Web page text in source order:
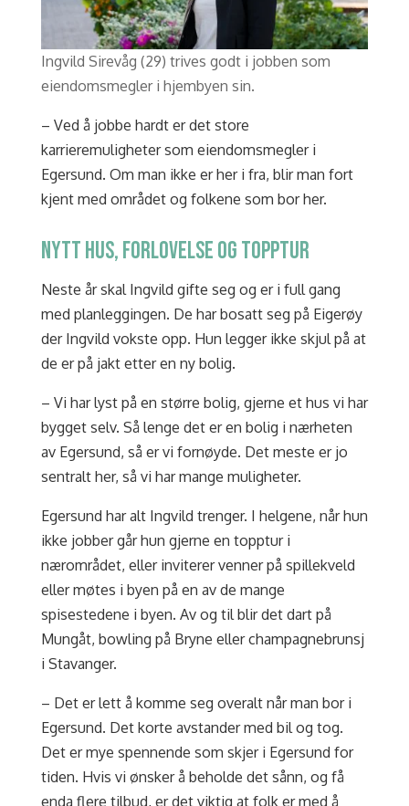
Ingvild Sirevåg (29) trives godt i jobben som
eiendomsmegler i hjembyen sin.
– Ved å jobbe hardt er det store
karrieremuligheter som eiendomsmegler i
Egersund. Om man ikke er her i fra, blir man fort
kjent med området og folkene som bor her.
NYTT HUS, FORLOVELSE OG TOPPTUR
Neste år skal Ingvild gifte seg og er i full gang
med planleggingen. De har bosatt seg på Eigerøy
der Ingvild vokste opp. Hun legger ikke skjul på at
de er på jakt etter en ny bolig.
– Vi har lyst på en større bolig, gjerne et hus vi har
bygget selv. Så lenge det er en bolig i nærheten
av Egersund, så er vi fornøyde. Det meste er jo
sentralt her, så vi har mange muligheter.
Egersund har alt Ingvild trenger. I helgene, når hun
ikke jobber går hun gjerne en topptur i
nærområdet, eller inviterer venner på spillekveld
eller møtes i byen på en av de mange
spisestedene i byen. Av og til blir det dart på
Mungåt, bowling på Bryne eller champagnebrunsj
i Stavanger.
– Det er lett å komme seg overalt når man bor i
Egersund. Det korte avstander med bil og tog.
Det er mye spennende som skjer i Egersund for
tiden. Hvis vi ønsker å beholde det sånn, og få
enda flere tilbud, er det viktig at folk er med å